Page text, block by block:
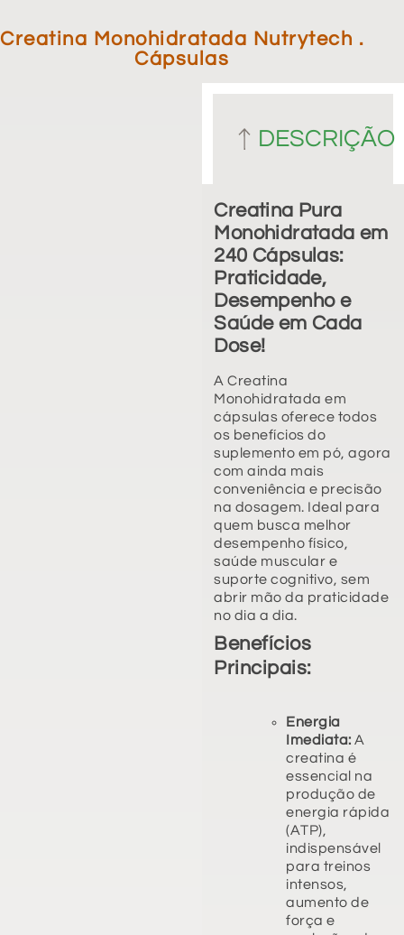
Creatina Monohidratada Nutrytech .
Cápsulas
DESCRIÇÃO
Creatina Pura
Monohidratada em
240 Cápsulas:
Praticidade,
Desempenho e
Saúde em Cada
Dose!
A Creatina
Monohidratada em
cápsulas oferece todos
os benefícios do
suplemento em pó, agora
com ainda mais
conveniência e precisão
na dosagem. Ideal para
quem busca melhor
desempenho físico,
saúde muscular e
suporte cognitivo, sem
abrir mão da praticidade
no dia a dia.
Benefícios
Principais:
Energia
Imediata: A
creatina é
essencial na
produção de
energia rápida
(ATP),
indispensável
para treinos
intensos,
aumento de
força e